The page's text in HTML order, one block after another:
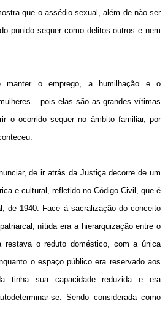
que o assédio sexual, além de não ser
punido sequer como delitos outros e nem
manter o emprego, a humilhação e o
– pois elas são as grandes vítimas
o ocorrido sequer no âmbito familiar, por
de ir atrás da Justiça decorre de um
e cultural, refletido no Código Civil, que é
de 1940. Face à sacralização do conceito
nítida era a hierarquização entre o
restava o reduto doméstico, com a única
o espaço público era reservado aos
tinha sua capacidade reduzida e era
se. Sendo considerada como